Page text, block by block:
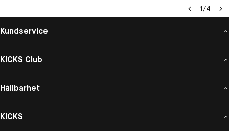
1/4
Kundservice
KICKS Club
Hållbarhet
KICKS